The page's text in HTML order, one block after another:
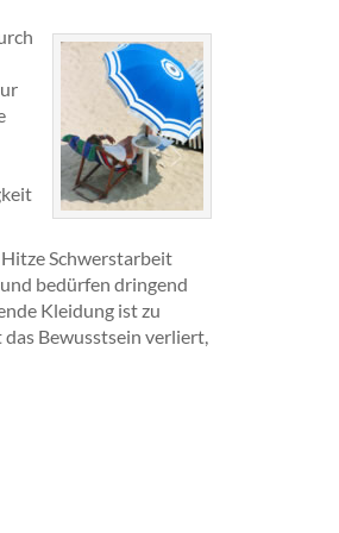
Schwerstarbeit
bedürfen dringend
Kleidung ist zu
Bewusstsein verliert,